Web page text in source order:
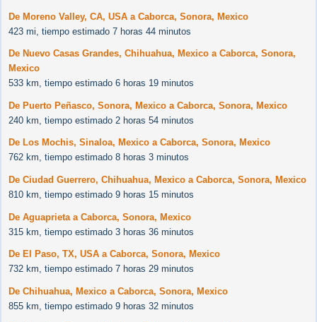
De Moreno Valley, CA, USA a Caborca, Sonora, Mexico
423 mi, tiempo estimado 7 horas 44 minutos
De Nuevo Casas Grandes, Chihuahua, Mexico a Caborca, Sonora,
Mexico
533 km, tiempo estimado 6 horas 19 minutos
De Puerto Peñasco, Sonora, Mexico a Caborca, Sonora, Mexico
240 km, tiempo estimado 2 horas 54 minutos
De Los Mochis, Sinaloa, Mexico a Caborca, Sonora, Mexico
762 km, tiempo estimado 8 horas 3 minutos
De Ciudad Guerrero, Chihuahua, Mexico a Caborca, Sonora, Mexico
810 km, tiempo estimado 9 horas 15 minutos
De Aguaprieta a Caborca, Sonora, Mexico
315 km, tiempo estimado 3 horas 36 minutos
De El Paso, TX, USA a Caborca, Sonora, Mexico
732 km, tiempo estimado 7 horas 29 minutos
De Chihuahua, Mexico a Caborca, Sonora, Mexico
855 km, tiempo estimado 9 horas 32 minutos